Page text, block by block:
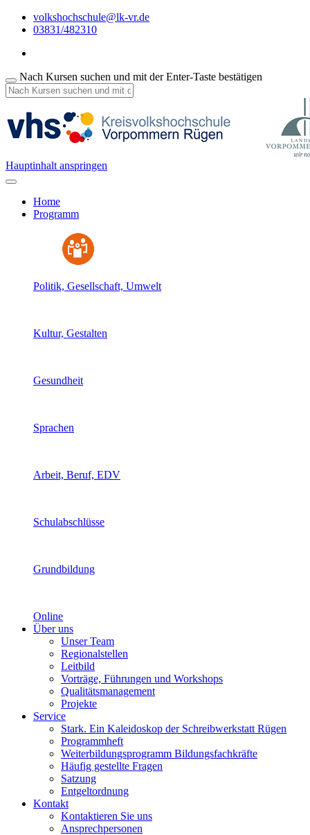
volkshochschule@lk-vr.de
03831/482310
Nach Kursen suchen und mit der Enter-Taste bestätigen
Hauptinhalt anspringen
Home
Programm
Politik, Gesellschaft, Umwelt
Kultur, Gestalten
Gesundheit
Sprachen
Arbeit, Beruf, EDV
Schulabschlüsse
Grundbildung
Online
Über uns
Unser Team
Regionalstellen
Leitbild
Vorträge, Führungen und Workshops
Qualitätsmanagement
Projekte
Service
Stark. Ein Kaleidoskop der Schreibwerkstatt Rügen
Programmheft
Weiterbildungsprogramm Bildungsfachkräfte
Häufig gestellte Fragen
Satzung
Entgeltordnung
Kontakt
Kontaktieren Sie uns
Ansprechpersonen